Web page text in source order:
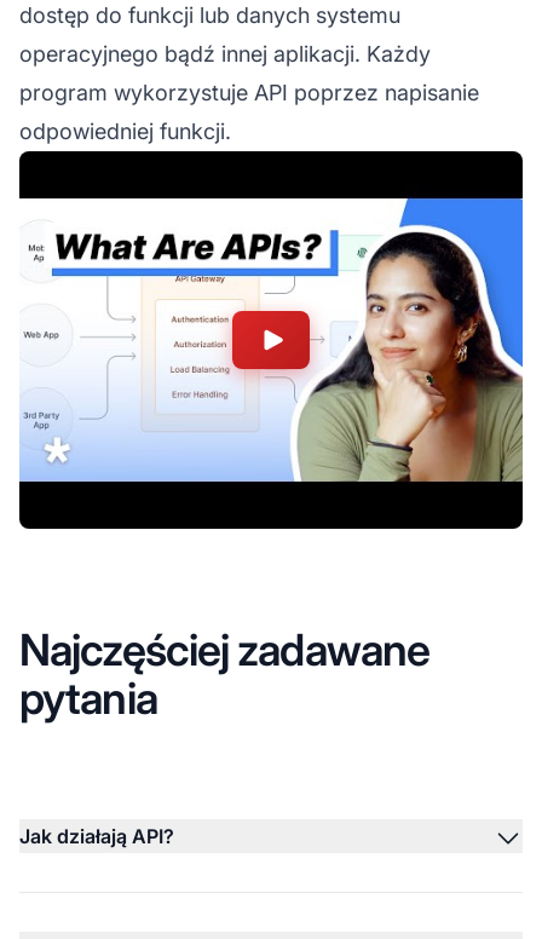
dostęp do funkcji lub danych systemu
operacyjnego bądź innej aplikacji. Każdy
program wykorzystuje API poprzez napisanie
odpowiedniej funkcji.
Najczęściej zadawane
pytania
Jak działają API?